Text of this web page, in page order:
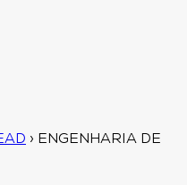
› ENGENHARIA DE